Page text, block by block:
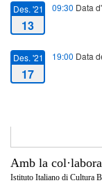
Des. '21
13
09:30 Data
Des. '21
17
19:00 Data
Amb la
Istituto Italiano di Cultura